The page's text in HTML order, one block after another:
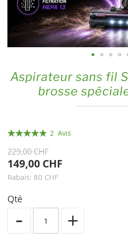
to
the
gallery
Aspirateur sans fil
brosse
Évaluation: 2 Avis
229,00 CHF
149,00 CHF
Rabais: 80 CHF
Qté
- +